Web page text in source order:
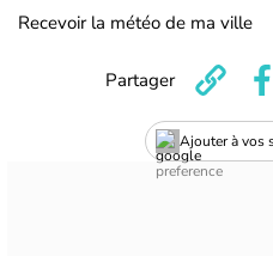
Recevoir la météo de ma ville
Ajouter à vos
Partager